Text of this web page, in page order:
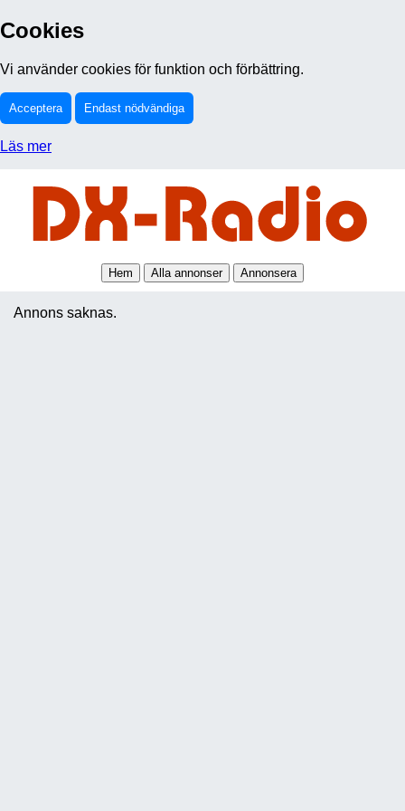
Cookies
Vi använder cookies för funktion och förbättring.
Acceptera Endast nödvändiga
Läs mer
Hem Alla annonser Annonsera
Annons saknas.